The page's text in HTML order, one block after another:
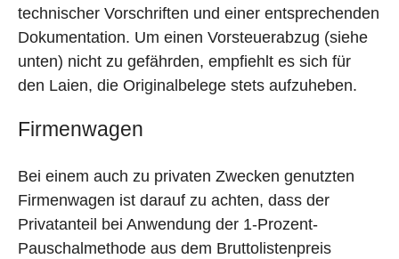
technischer Vorschriften und einer entsprechenden
Dokumentation. Um einen Vorsteuerabzug (siehe
unten) nicht zu gefährden, empfiehlt es sich für
den Laien, die Originalbelege stets aufzuheben.
Firmenwagen
Bei einem auch zu privaten Zwecken genutzten
Firmenwagen ist darauf zu achten, dass der
Privatanteil bei Anwendung der 1-Prozent-
Pauschalmethode aus dem Bruttolistenpreis